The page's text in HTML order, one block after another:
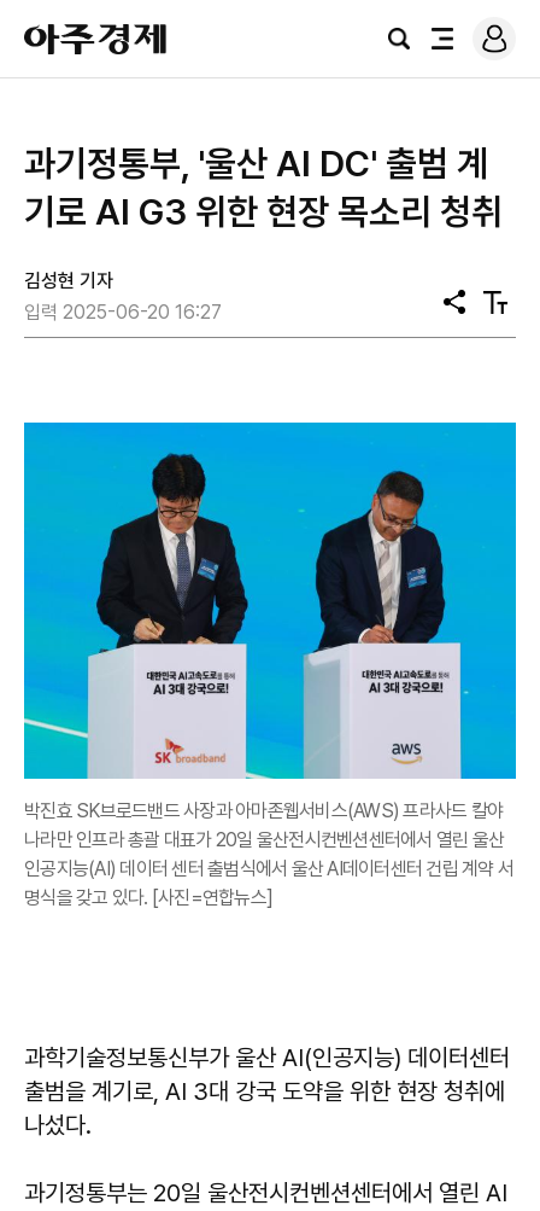
아
주
경
검
전
로
그
과기정통부, '울산 AI DC' 출범 계
기로 AI G3 위한 현장 목소리 청취
김성현 기자
입력 2025-06-20 16:27
공
유
텍
스
박진효 SK브로드밴드 사장과 아마존웹서비스(AWS) 프라사드 칼야
나라만 인프라 총괄 대표가 20일 울산전시컨벤션센터에서 열린 울산
인공지능(AI) 데이터 센터 출범식에서 울산 AI데이터센터 건립 계약 서
명식을 갖고 있다. [사진=연합뉴스]
과학기술정보통신부가 울산 AI(인공지능) 데이터센터
출범을 계기로, AI 3대 강국 도약을 위한 현장 청취에
나섰다.
과기정통부는 20일 울산전시컨벤션센터에서 열린 AI